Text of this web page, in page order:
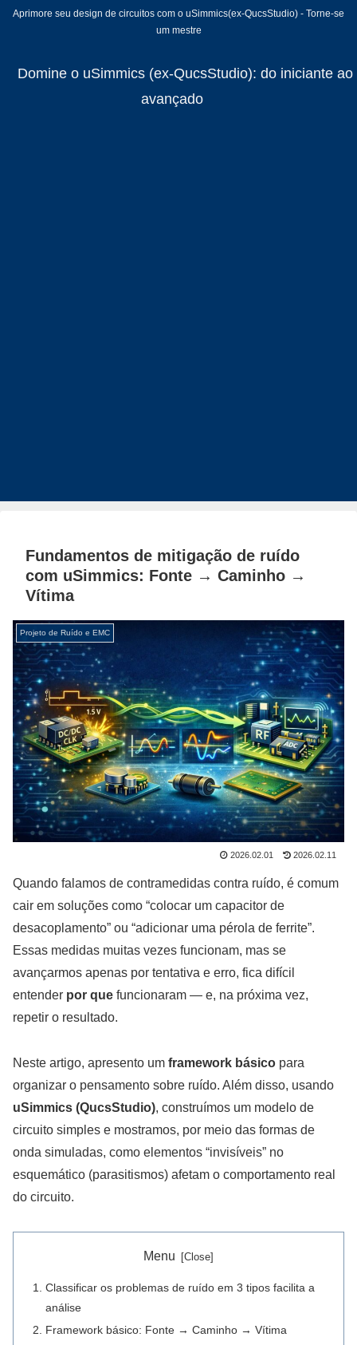
Aprimore seu design de circuitos com o uSimmics(ex-QucsStudio) - Torne-se
um mestre
Domine o uSimmics (ex-QucsStudio): do iniciante ao
avançado
Fundamentos de mitigação de ruído
com uSimmics: Fonte → Caminho →
Vítima
Projeto de Ruído e EMC
2026.02.01 2026.02.11
Quando falamos de contramedidas contra ruído, é comum
cair em soluções como “colocar um capacitor de
desacoplamento” ou “adicionar uma pérola de ferrite”.
Essas medidas muitas vezes funcionam, mas se
avançarmos apenas por tentativa e erro, fica difícil
entender por que funcionaram — e, na próxima vez,
repetir o resultado.
Neste artigo, apresento um framework básico para
organizar o pensamento sobre ruído. Além disso, usando
uSimmics (QucsStudio), construímos um modelo de
circuito simples e mostramos, por meio das formas de
onda simuladas, como elementos “invisíveis” no
esquemático (parasitismos) afetam o comportamento real
do circuito.
Menu
Classificar os problemas de ruído em 3 tipos facilita a
análise
Framework básico: Fonte → Caminho → Vítima